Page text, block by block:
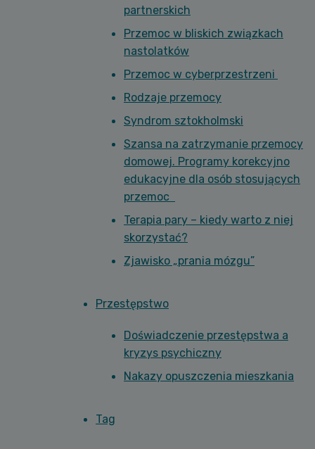
partnerskich
Przemoc w bliskich związkach
nastolatków
Przemoc w cyberprzestrzeni
Rodzaje przemocy
Syndrom sztokholmski
Szansa na zatrzymanie przemocy
domowej. Programy korekcyjno
edukacyjne dla osób stosujących
przemoc
Terapia pary – kiedy warto z niej
skorzystać?
Zjawisko „prania mózgu”
Przestępstwo
Doświadczenie przestępstwa a
kryzys psychiczny
Nakazy opuszczenia mieszkania
Tag